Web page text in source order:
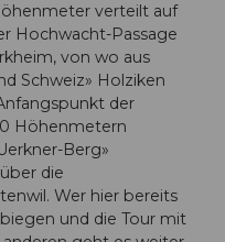
verteilt auf
Hochwacht-Passage
von wo aus
Schweiz» Holziken
der
Höhenmetern
Berg»
die
Wer hier bereits
und die Tour mit